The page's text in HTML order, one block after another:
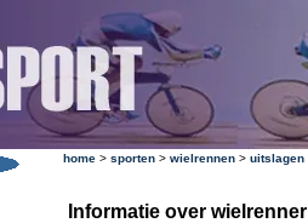
home > sporten > wielrennen > uitslagen
Informatie over wielrenner